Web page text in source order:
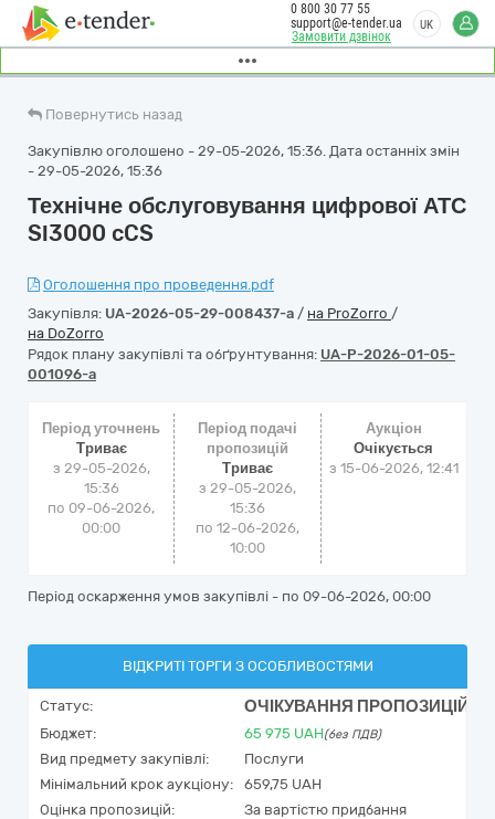
Замовити дзвінок
0 800 30 77 55
support@e-tender.ua
UK
Повернутись назад
Закупівлю оголошено - 29-05-2026, 15:36. Дата останніх змін
- 29-05-2026, 15:36
Технічне обслуговування цифрової АТС
SІ3000 cCS
Оголошення про проведення.pdf
Закупівля: UA-2026-05-29-008437-a / на ProZorro /
на DoZorro
Рядок плану закупівлі та обґрунтування: UA-P-2026-01-05-
001096-a
Період уточнень
Триває
з 29-05-2026,
15:36
по 09-06-2026,
00:00
Період подачі
пропозицій
Триває
з 29-05-2026,
15:36
по 12-06-2026,
10:00
Аукціон
Очікується
з 15-06-2026, 12:41
Період оскарження умов закупівлі - по 09-06-2026, 00:00
ВІДКРИТІ ТОРГИ З ОСОБЛИВОСТЯМИ
Статус: ОЧІКУВАННЯ ПРОПОЗИЦІЙ
Бюджет: 65 975 UAH(без ПДВ)
Вид предмету закупівлі:
Послуги
Мінімальний крок аукціону:
659,75 UAH
Оцінка пропозицій:
За вартістю придбання